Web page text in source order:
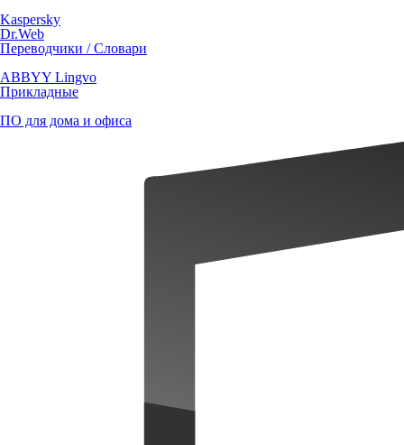
Kaspersky
Dr.Web
Переводчики / Словари
ABBYY Lingvo
Прикладные
ПО для дома и офиса